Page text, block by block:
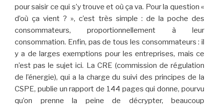
pour saisir ce qui s’y trouve et où ça va. Pour la question «
d’où ça vient ? », c’est très simple : de la poche des
consommateurs, proportionnellement à leur
consommation. Enfin, pas de tous les consommateurs : il
y a de larges exemptions pour les entreprises, mais ce
n’est pas le sujet ici. La CRE (commission de régulation
de l’énergie), qui a la charge du suivi des principes de la
CSPE, publie un rapport de 144 pages qui donne, pourvu
qu’on prenne la peine de décrypter, beaucoup